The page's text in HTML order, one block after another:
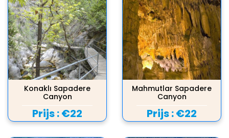
Konaklı Sapadere
Canyon
Prijs :€22
Mahmutlar Sapadere
Canyon
Prijs :€22